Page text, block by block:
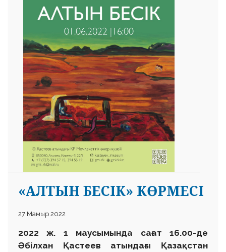
«АЛТЫН БЕСІК» КӨРМЕСІ
27 Мамыр 2022
2022 ж. 1 маусымында сағат 16.00-де
Әбілхан Қастеев атындағы Қазақстан